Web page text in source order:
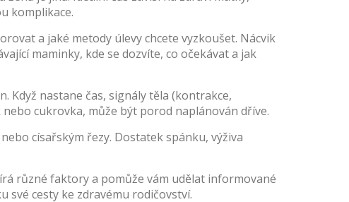
komplikace.
a jaké metody úlevy chcete vyzkoušet. Nácvik
maminky, kde se dozvíte, co očekávat a jak
Když nastane čas, signály těla (kontrakce,
cukrovka, může být porod naplánován dříve.
císařským řezy. Dostatek spánku, výživa
různé faktory a pomůže vám udělat informované
své cesty ke zdravému rodičovství.